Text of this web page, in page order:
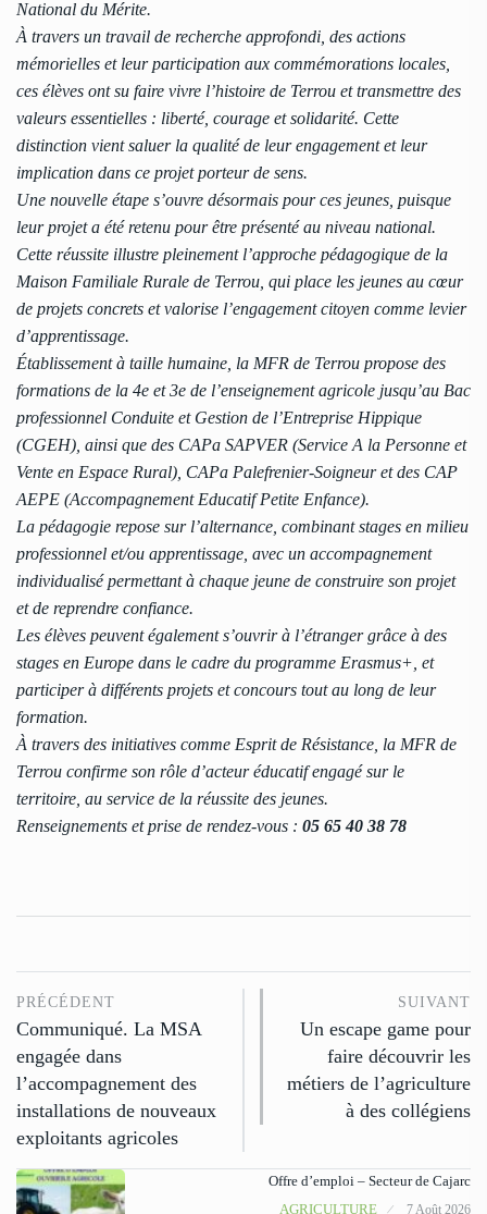
National du Mérite.
À travers un travail de recherche approfondi, des actions
mémorielles et leur participation aux commémorations locales,
ces élèves ont su faire vivre l’histoire de Terrou et transmettre des
valeurs essentielles : liberté, courage et solidarité. Cette
distinction vient saluer la qualité de leur engagement et leur
implication dans ce projet porteur de sens.
Une nouvelle étape s’ouvre désormais pour ces jeunes, puisque
leur projet a été retenu pour être présenté au niveau national.
Cette réussite illustre pleinement l’approche pédagogique de la
Maison Familiale Rurale de Terrou, qui place les jeunes au cœur
de projets concrets et valorise l’engagement citoyen comme levier
d’apprentissage.
Établissement à taille humaine, la MFR de Terrou propose des
formations de la 4e et 3e de l’enseignement agricole jusqu’au Bac
professionnel Conduite et Gestion de l’Entreprise Hippique
(CGEH), ainsi que des CAPa SAPVER (Service A la Personne et
Vente en Espace Rural), CAPa Palefrenier-Soigneur et des CAP
AEPE (Accompagnement Educatif Petite Enfance).
La pédagogie repose sur l’alternance, combinant stages en milieu
professionnel et/ou apprentissage, avec un accompagnement
individualisé permettant à chaque jeune de construire son projet
et de reprendre confiance.
Les élèves peuvent également s’ouvrir à l’étranger grâce à des
stages en Europe dans le cadre du programme Erasmus+, et
participer à différents projets et concours tout au long de leur
formation.
À travers des initiatives comme Esprit de Résistance, la MFR de
Terrou confirme son rôle d’acteur éducatif engagé sur le
territoire, au service de la réussite des jeunes.
Renseignements et prise de rendez-vous : 05 65 40 38 78
PRÉCÉDENT
Communiqué. La MSA
engagée dans
l’accompagnement des
installations de nouveaux
exploitants agricoles
SUIVANT
Un escape game pour
faire découvrir les
métiers de l’agriculture
à des collégiens
Offre d’emploi – Secteur de Cajarc
AGRICULTURE
7 Août 2026